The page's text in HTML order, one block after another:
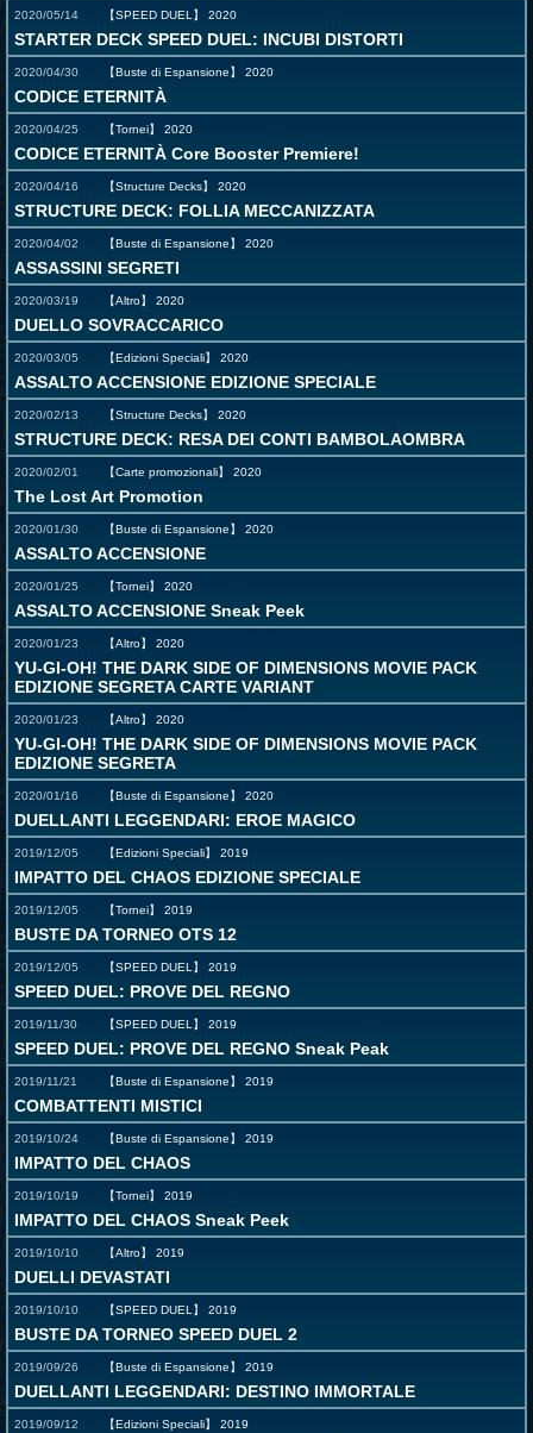
2020/05/14 【SPEED DUEL】 2020
STARTER DECK SPEED DUEL: INCUBI DISTORTI
2020/04/30 【Buste di Espansione】 2020
CODICE ETERNITÀ
2020/04/25 【Tornei】 2020
CODICE ETERNITÀ Core Booster Premiere!
2020/04/16 【Structure Decks】 2020
STRUCTURE DECK: FOLLIA MECCANIZZATA
2020/04/02 【Buste di Espansione】 2020
ASSASSINI SEGRETI
2020/03/19 【Altro】 2020
DUELLO SOVRACCARICO
2020/03/05 【Edizioni Speciali】 2020
ASSALTO ACCENSIONE EDIZIONE SPECIALE
2020/02/13 【Structure Decks】 2020
STRUCTURE DECK: RESA DEI CONTI BAMBOLAOMBRA
2020/02/01 【Carte promozionali】 2020
The Lost Art Promotion
2020/01/30 【Buste di Espansione】 2020
ASSALTO ACCENSIONE
2020/01/25 【Tornei】 2020
ASSALTO ACCENSIONE Sneak Peek
2020/01/23 【Altro】 2020
YU-GI-OH! THE DARK SIDE OF DIMENSIONS MOVIE PACK
EDIZIONE SEGRETA CARTE VARIANT
2020/01/23 【Altro】 2020
YU-GI-OH! THE DARK SIDE OF DIMENSIONS MOVIE PACK
EDIZIONE SEGRETA
2020/01/16 【Buste di Espansione】 2020
DUELLANTI LEGGENDARI: EROE MAGICO
2019/12/05 【Edizioni Speciali】 2019
IMPATTO DEL CHAOS EDIZIONE SPECIALE
2019/12/05 【Tornei】 2019
BUSTE DA TORNEO OTS 12
2019/12/05 【SPEED DUEL】 2019
SPEED DUEL: PROVE DEL REGNO
2019/11/30 【SPEED DUEL】 2019
SPEED DUEL: PROVE DEL REGNO Sneak Peak
2019/11/21 【Buste di Espansione】 2019
COMBATTENTI MISTICI
2019/10/24 【Buste di Espansione】 2019
IMPATTO DEL CHAOS
2019/10/19 【Tornei】 2019
IMPATTO DEL CHAOS Sneak Peek
2019/10/10 【Altro】 2019
DUELLI DEVASTATI
2019/10/10 【SPEED DUEL】 2019
BUSTE DA TORNEO SPEED DUEL 2
2019/09/26 【Buste di Espansione】 2019
DUELLANTI LEGGENDARI: DESTINO IMMORTALE
2019/09/12 【Edizioni Speciali】 2019